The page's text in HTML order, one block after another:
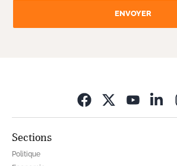
ENVOYER
Sections
Politique